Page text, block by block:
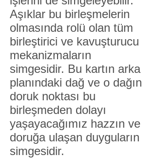
Aşıklar bu birleşmelerin
olmasında rolü olan tüm
birleştirici ve kavuşturucu
mekanizmaların
simgesidir. Bu kartın arka
planındaki dağ ve o dağın
doruk noktası bu
birleşmeden dolayı
yaşayacağımız hazzın ve
doruğa ulaşan duyguların
simgesidir.